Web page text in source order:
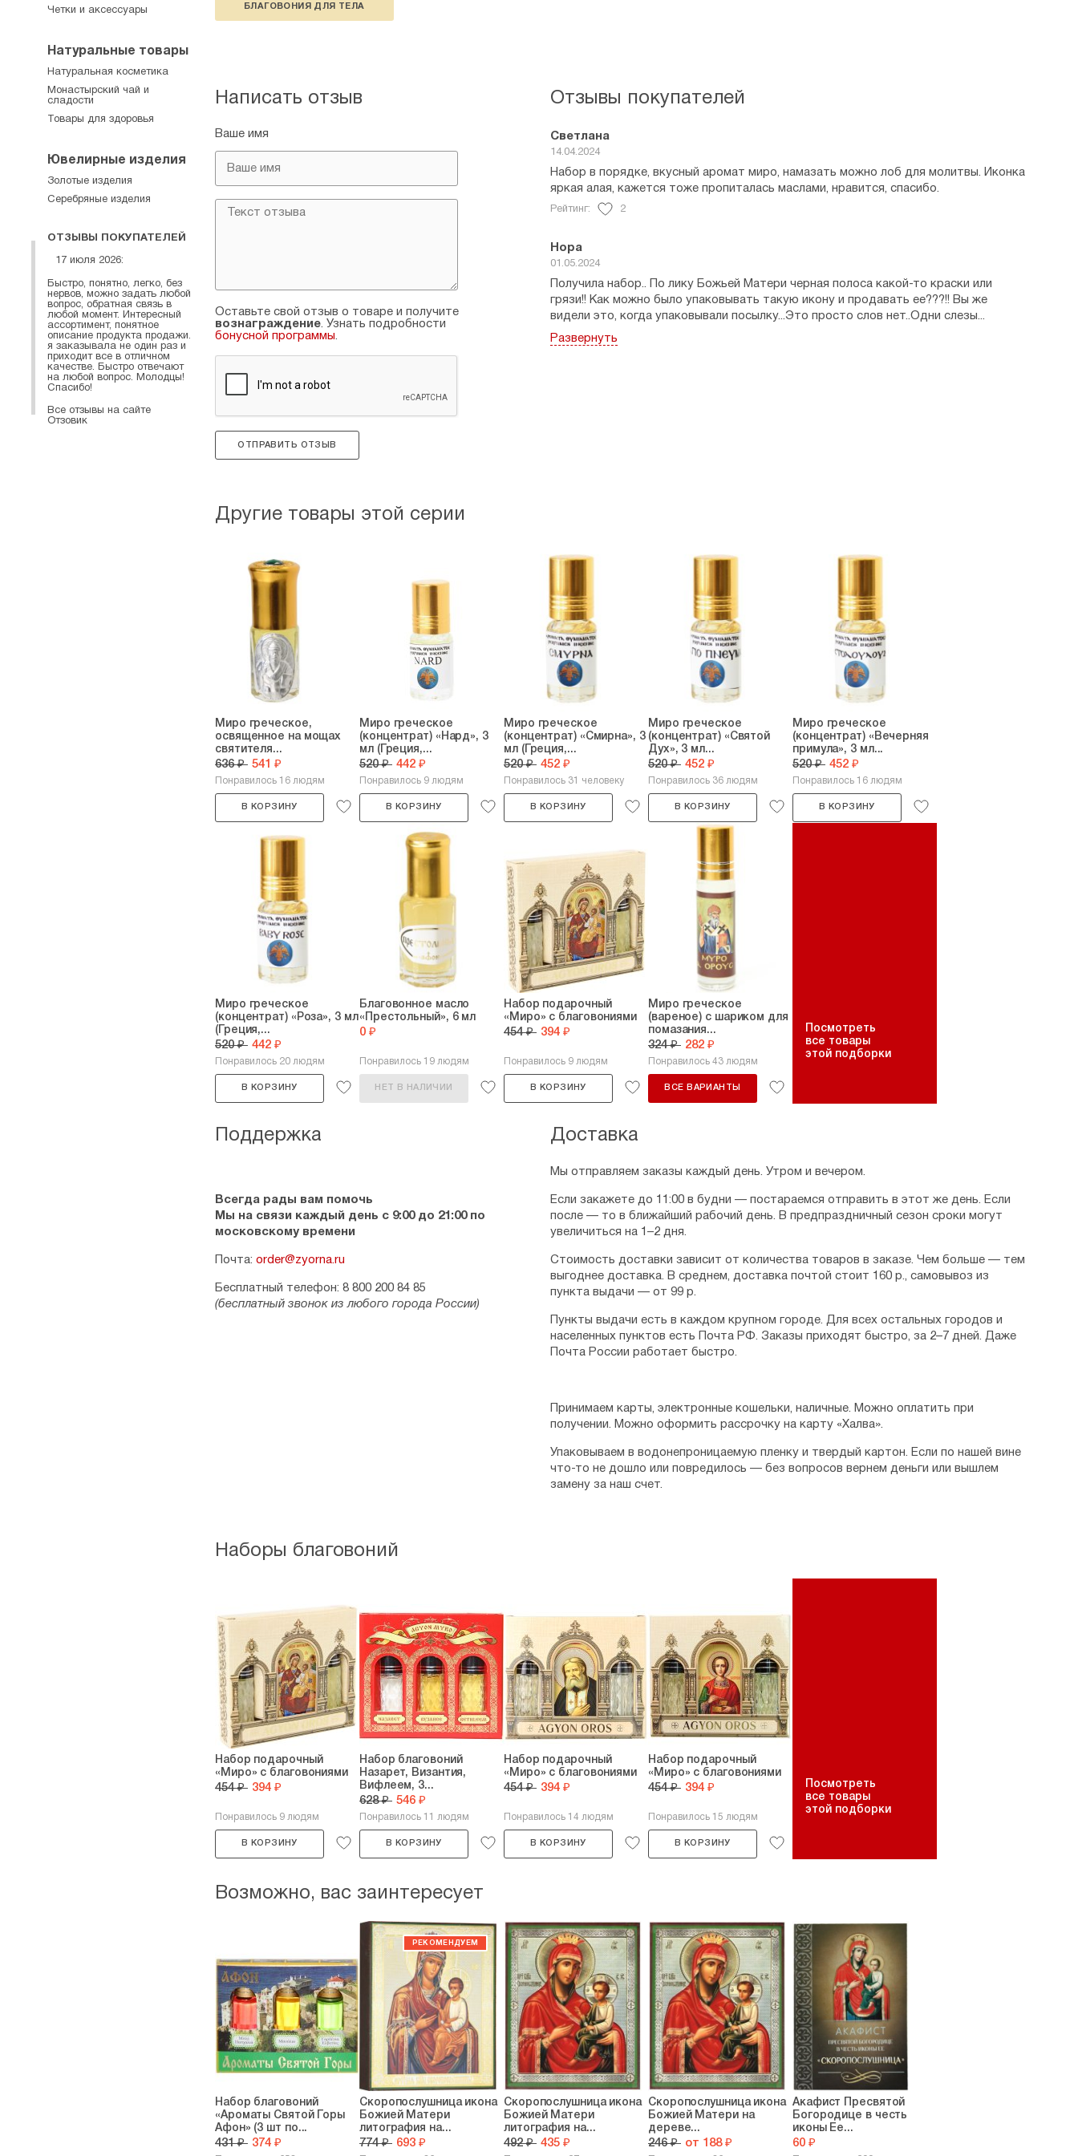
БЛАГОВОНИЯ ДЛЯ ТЕЛА
Написать отзыв
Ваше имя
Оставьте свой отзыв о товаре и получите
вознаграждение. Узнать подробности
бонусной программы.
ОТПРАВИТЬ ОТЗЫВ
Отзывы покупателей
Светлана
14.04.2024
Набор в порядке, вкусный аромат миро, намазать можно лоб для молитвы. Иконка
яркая алая, кажется тоже пропиталась маслами, нравится, спасибо.
Рейтинг: 2
Нора
01.05.2024
Получила набор.. По лику Божьей Матери черная полоса какой-то краски или
грязи!! Как можно было упаковывать такую икону и продавать ее???!! Вы же
видели это, когда упаковывали посылку...Это просто слов нет..Одни слезы...
Рейтинг:
Развернуть
Другие товары этой серии
Миро греческое,
освященное на мощах
святителя...
636 ₽ 541 ₽
Понравилось 16 людям
В КОРЗИНУ
Миро греческое
(концентрат) «Нард», 3
мл (Греция,...
520 ₽ 442 ₽
Понравилось 9 людям
В КОРЗИНУ
Миро греческое
(концентрат) «Смирна», 3
мл (Греция,...
520 ₽ 452 ₽
Понравилось 31 человеку
В КОРЗИНУ
Миро греческое
(концентрат) «Святой
Дух», 3 мл...
520 ₽ 452 ₽
Понравилось 36 людям
В КОРЗИНУ
Миро греческое
(концентрат) «Вечерняя
примула», 3 мл...
520 ₽ 452 ₽
Понравилось 16 людям
В КОРЗИНУ
Миро греческое
(концентрат) «Роза», 3 мл
(Греция,...
520 ₽ 442 ₽
Понравилось 20 людям
В КОРЗИНУ
Благовонное масло
«Престольный», 6 мл
0 ₽
Понравилось 19 людям
НЕТ В НАЛИЧИИ
Набор подарочный
«Миро» с благовониями
454 ₽ 394 ₽
Понравилось 9 людям
В КОРЗИНУ
Миро греческое
(вареное) с шариком для
помазания...
324 ₽ 282 ₽
Понравилось 43 людям
ВСЕ ВАРИАНТЫ
Посмотреть
все товары
этой подборки
Поддержка
Всегда рады вам помочь
Мы на связи каждый день с 9:00 до 21:00 по
московскому времени
Почта: order@zyorna.ru
Бесплатный телефон: 8 800 200 84 85
(бесплатный звонок из любого города России)
Доставка
Мы отправляем заказы каждый день. Утром и вечером.
Если закажете до 11:00 в будни — постараемся отправить в этот же день. Если
после — то в ближайший рабочий день. В предпраздничный сезон сроки могут
увеличиться на 1–2 дня.
Стоимость доставки зависит от количества товаров в заказе. Чем больше — тем
выгоднее доставка. В среднем, доставка почтой стоит 160 р., самовывоз из
пункта выдачи — от 99 р.
Пункты выдачи есть в каждом крупном городе. Для всех остальных городов и
населенных пунктов есть Почта РФ. Заказы приходят быстро, за 2–7 дней. Даже
Почта России работает быстро.
Принимаем карты, электронные кошельки, наличные. Можно оплатить при
получении. Можно оформить рассрочку на карту «Халва».
Упаковываем в водонепроницаемую пленку и твердый картон. Если по нашей вине
что-то не дошло или повредилось — без вопросов вернем деньги или вышлем
замену за наш счет.
Наборы благовоний
Набор подарочный
«Миро» с благовониями
454 ₽ 394 ₽
Понравилось 9 людям
В КОРЗИНУ
Набор благовоний
Назарет, Византия,
Вифлеем, 3...
628 ₽ 546 ₽
Понравилось 11 людям
В КОРЗИНУ
Набор подарочный
«Миро» с благовониями
454 ₽ 394 ₽
Понравилось 14 людям
В КОРЗИНУ
Набор подарочный
«Миро» с благовониями
454 ₽ 394 ₽
Понравилось 15 людям
В КОРЗИНУ
Посмотреть
все товары
этой подборки
Возможно, вас заинтересует
Набор благовоний
«Ароматы Святой Горы
Афон» (3 шт по...
431 ₽ 374 ₽
Скоропослушница икона
Божией Матери
литография на...
774 ₽ 693 ₽
Скоропослушница икона
Божией Матери
литография на...
492 ₽ 435 ₽
Скоропослушница икона
Божией Матери на
дереве...
246 ₽ от 188 ₽
Акафист Пресвятой
Богородице в честь
иконы Ее...
60 ₽
Четки и аксессуары
Натуральные товары
Натуральная косметика
Монастырский чай и
сладости
Товары для здоровья
Ювелирные изделия
Золотые изделия
Серебряные изделия
ОТЗЫВЫ ПОКУПАТЕЛЕЙ
17 июля 2026:
Быстро, понятно, легко, без
нервов, можно задать любой
вопрос, обратная связь в
любой момент. Интересный
ассортимент, понятное
описание продукта продажи.
я заказывала не один раз и
приходит все в отличном
качестве. Быстро отвечают
на любой вопрос. Молодцы!
Спасибо!
Все отзывы на сайте
Отзовик